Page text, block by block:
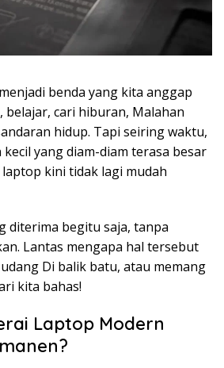
benda yang kita anggap
belajar, cari hiburan, Malahan
hidup. Tapi seiring waktu,
yang diam-diam terasa besar
kini tidak lagi mudah
diterima begitu saja, tanpa
Lantas mengapa hal tersebut
Di balik batu, atau memang
kita bahas!
Laptop Modern